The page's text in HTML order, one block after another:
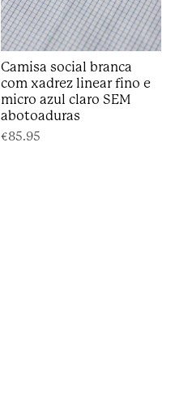
Camisa social branca
com xadrez linear fino e
micro azul claro SEM
abotoaduras
€85.95